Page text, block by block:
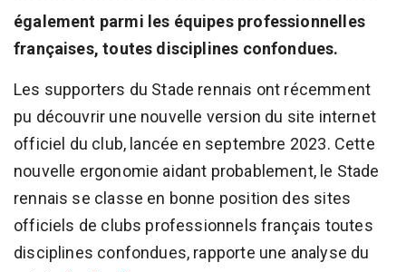
également parmi les équipes professionnelles
françaises, toutes disciplines confondues.
Les supporters du Stade rennais ont récemment
pu découvrir une nouvelle version du site internet
officiel du club, lancée en septembre 2023. Cette
nouvelle ergonomie aidant probablement, le Stade
rennais se classe en bonne position des sites
officiels de clubs professionnels français toutes
disciplines confondues, rapporte une analyse du